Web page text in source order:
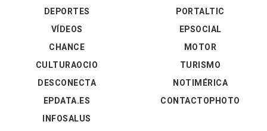
DEPORTES
VÍDEOS
PORTALTIC
EPSOCIAL
CHANCE
CULTURAOCIO
DESCONECTA
EPDATA.ES
INFOSALUS
MOTOR
TURISMO
NOTIMÉRICA
CONTACTOPHOTO